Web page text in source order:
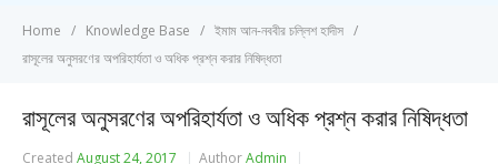
Home Knowledge Base
ইমাম আন-নববীর চল্লিশ হাদীস
রাসূলের অনুসরণের অপরিহার্যতা ও অধিক প্রশ্ন করার নিষিদ্ধতা
রাসূলের অনুসরণের অপরিহার্যতা ও অধিক প্রশ্ন করার নিষিদ্ধতা
Created August 24, 2017 AuthorAdmin